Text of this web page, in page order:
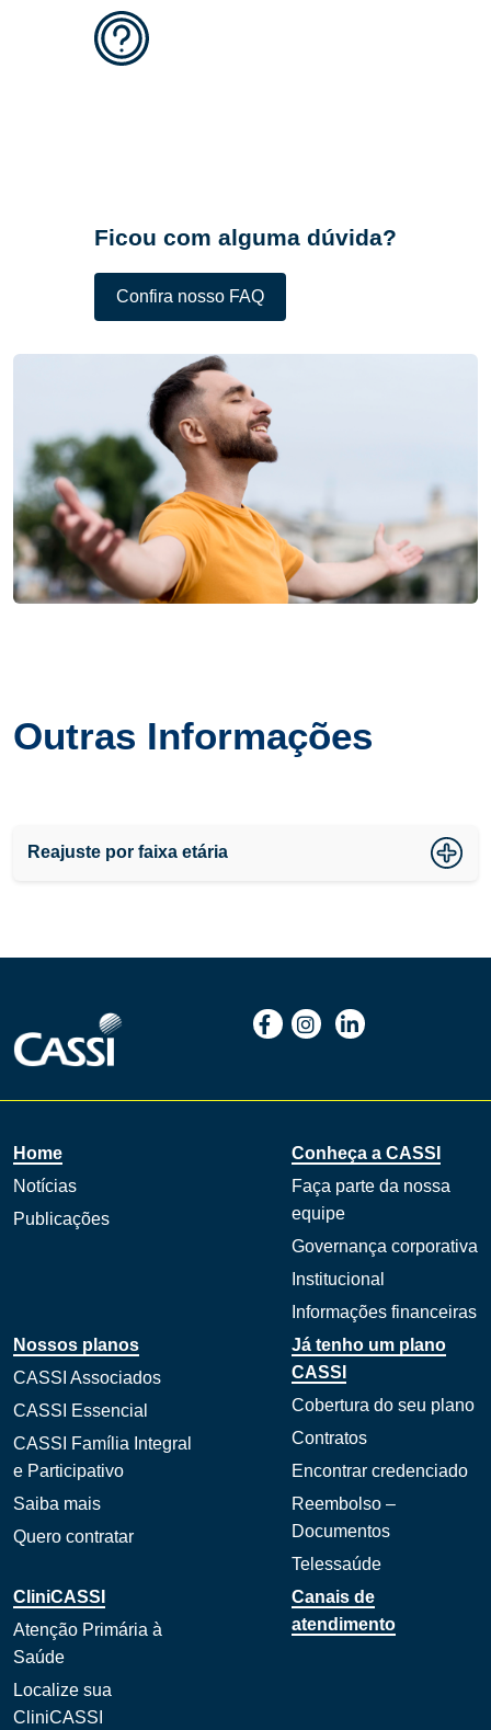
Ficou com alguma dúvida?
Confira nosso FAQ
Outras Informações
Reajuste por faixa etária
Home
Notícias
Publicações
Conheça a CASSI
Faça parte da nossa
equipe
Governança corporativa
Institucional
Informações financeiras
Nossos planos
CASSI Associados
CASSI Essencial
CASSI Família Integral
e Participativo
Saiba mais
Quero contratar
Já tenho um plano
CASSI
Cobertura do seu plano
Contratos
Encontrar credenciado
Reembolso –
Documentos
Telessaúde
CliniCASSI
Atenção Primária à
Saúde
Localize sua
CliniCASSI
Canais de
atendimento